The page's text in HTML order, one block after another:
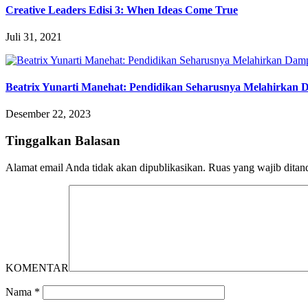
Creative Leaders Edisi 3: When Ideas Come True
Juli 31, 2021
Beatrix Yunarti Manehat: Pendidikan Seharusnya Melahirkan
Desember 22, 2023
Tinggalkan Balasan
Alamat email Anda tidak akan dipublikasikan. Ruas yang wajib
KOMENTAR
Nama *